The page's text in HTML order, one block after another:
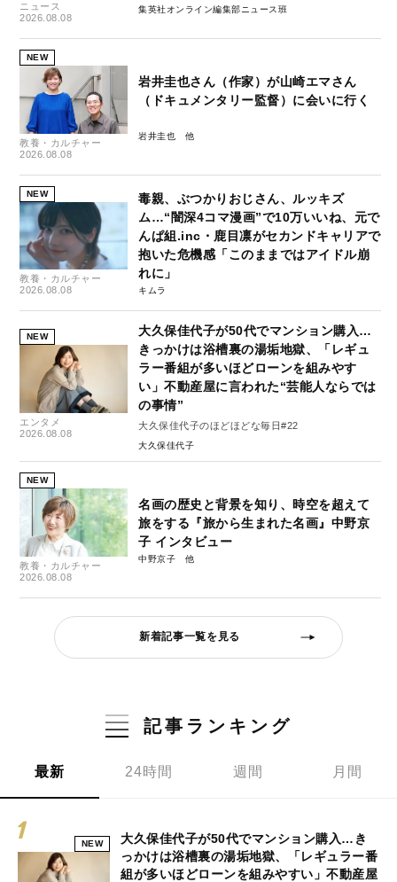
ニュース
2026.08.08
集英社オンライン編集部ニュース班
NEW
教養・カルチャー
2026.08.08
岩井圭也さん（作家）が山崎エマさん
（ドキュメンタリー監督）に会いに行く
岩井圭也
NEW
教養・カルチャー
2026.08.08
毒親、ぶつかりおじさん、ルッキズ
ム…“闇深4コマ漫画”で10万いいね、元で
んぱ組.inc・鹿目凛がセカンドキャリアで
抱いた危機感「このままではアイドル崩
れに」
キムラ
NEW
エンタメ
2026.08.08
大久保佳代子が50代でマンション購入…
きっかけは浴槽裏の湯垢地獄、「レギュ
ラー番組が多いほどローンを組みやす
い」不動産屋に言われた“芸能人ならでは
の事情”
大久保佳代子のほどほどな毎日#22
大久保佳代子
NEW
教養・カルチャー
2026.08.08
名画の歴史と背景を知り、時空を超えて
旅をする『旅から生まれた名画』中野京
子 インタビュー
中野京子
新着記事一覧を見る
記事ランキング
最新 24時間 週間 月間
NEW
大久保佳代子が50代でマンション購入…き
っかけは浴槽裏の湯垢地獄、「レギュラー番
組が多いほどローンを組みやすい」不動産屋